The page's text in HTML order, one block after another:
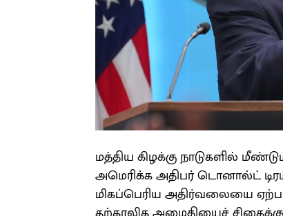
மத்திய கிழக்கு நாடுகளில்
அமெரிக்க அதிபர் டொனால்ட்
மிகப்பெரிய அதிர்வலையை